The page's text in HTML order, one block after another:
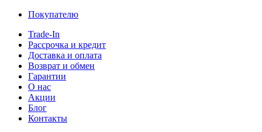
Покупателю
Trade-In
Рассрочка и кредит
Доставка и оплата
Возврат и обмен
Гарантии
О нас
Акции
Блог
Контакты